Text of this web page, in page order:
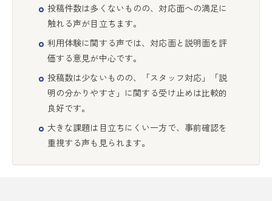
投稿件数は多くないものの、対応面への満足に
触れる声が目立ちます。
利用体験に関する声では、対応面と説明面を評
価する意見が中心です。
投稿数は少ないものの、「スタッフ対応」「説
明の分かりやすさ」に関する受け止めは比較的
良好です。
大きな課題は目立ちにくい一方で、事前確認を
重視する声も見られます。